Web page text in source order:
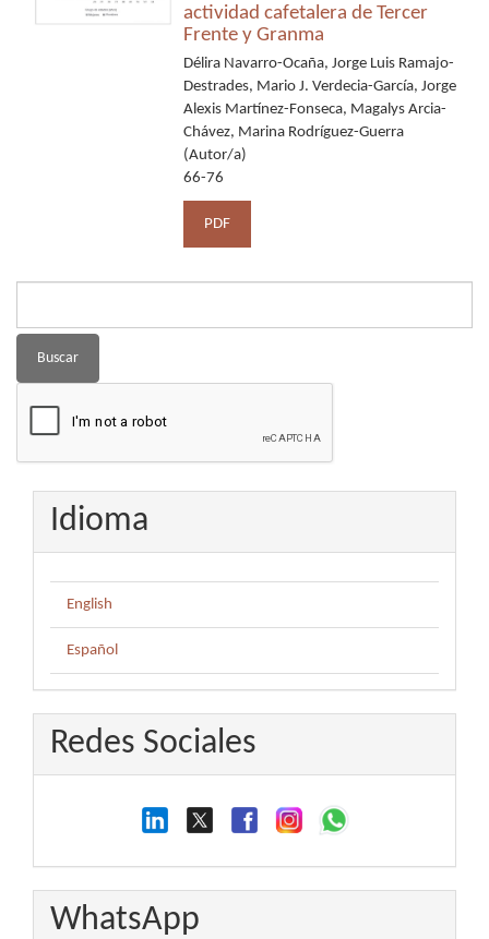
actividad cafetalera de Tercer
Frente y Granma
Délira Navarro-Ocaña, Jorge Luis Ramajo-
Destrades, Mario J. Verdecia-García, Jorge
Alexis Martínez-Fonseca, Magalys Arcia-
Chávez, Marina Rodríguez-Guerra
(Autor/a)
66-76
PDF
Buscar
Idioma
English
Español
Redes Sociales
WhatsApp